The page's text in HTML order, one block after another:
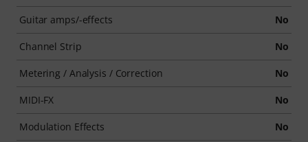
Guitar amps/-effects No
Channel Strip No
Metering / Analysis / Correction No
MIDI-FX No
Modulation Effects No